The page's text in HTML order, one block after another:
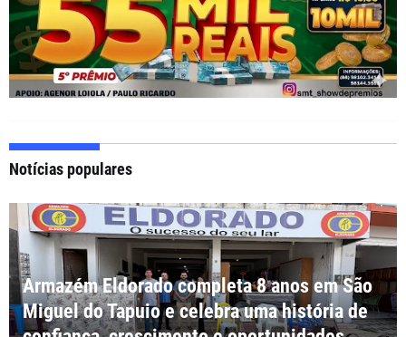
Notícias populares
Armazém Eldorado completa 8 anos em São
Miguel do Tapuio e celebra uma história de